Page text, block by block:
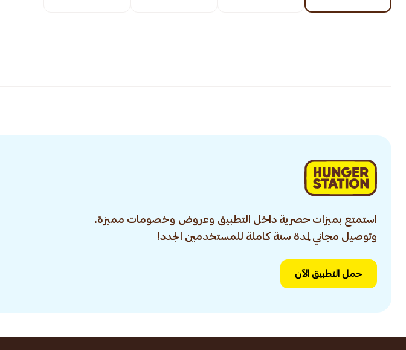
استمتع بميزات حصرية داخل التطبيق وعروض وخصومات مميزة.
وتوصيل مجاني لمدة سنة كاملة للمستخدمين الجدد!
حمل التطبيق الآن